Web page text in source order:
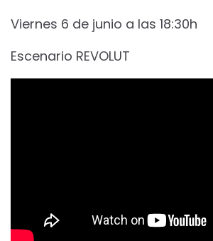
Viernes 6 de junio a las 18:30h
Escenario REVOLUT